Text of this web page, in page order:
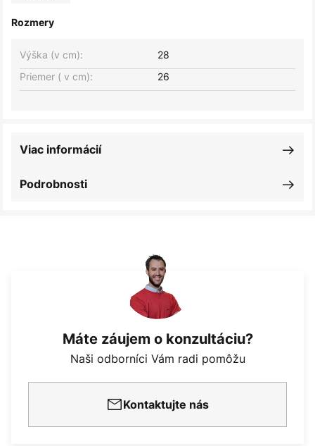
Rozmery
Výška (v cm):
28
Priemer ( v cm):
26
Podrobnosti
Viac informácií
Máte záujem o konzultáciu?
Naši odborníci Vám radi pomôžu
Kontaktujte nás